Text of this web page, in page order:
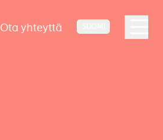
Ota yhteyttä